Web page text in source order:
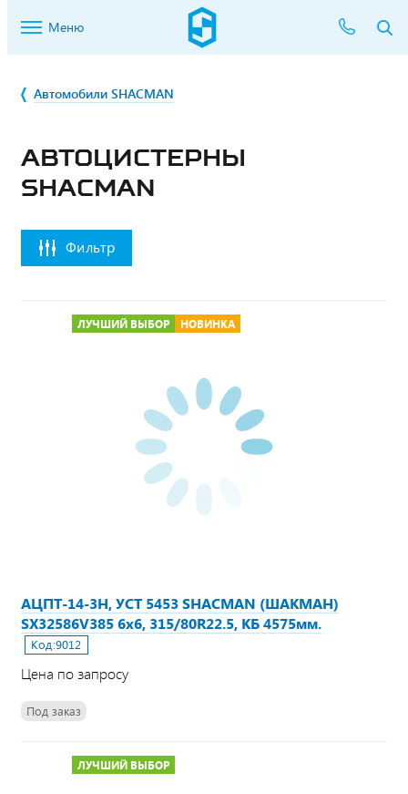
Меню
Автомобили SHACMAN
АВТОЦИСТЕРНЫ
SHACMAN
Фильтр
ЛУЧШИЙ ВЫБОР НОВИНКА
АЦПТ-14-3Н, УСТ 5453 SHACMAN (ШАКМАН)
SX32586V385 6х6, 315/80R22.5, КБ 4575мм.
Код:9012
Цена по запросу
Под заказ
ЛУЧШИЙ ВЫБОР